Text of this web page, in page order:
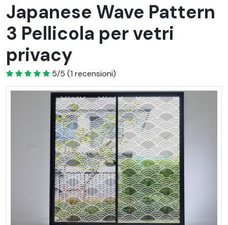
Japanese Wave Pattern
3 Pellicola per vetri
privacy
5
5/5 (1 recensioni)